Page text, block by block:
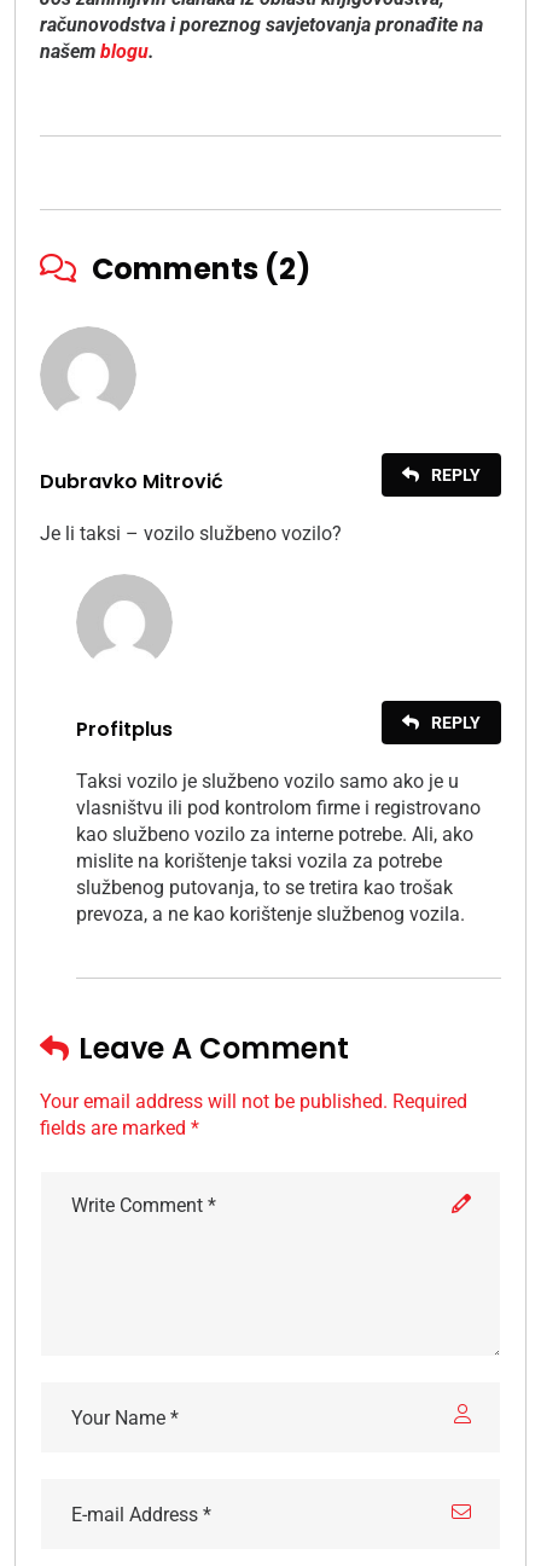
računovodstva i poreznog savjetovanja pronađite na
našem blogu.
Comments (2)
Dubravko Mitrović
Je li taksi – vozilo službeno vozilo?
REPLY
Profitplus
Taksi vozilo je službeno vozilo samo ako je u
vlasništvu ili pod kontrolom firme i registrovano
kao službeno vozilo za interne potrebe. Ali, ako
mislite na korištenje taksi vozila za potrebe
službenog putovanja, to se tretira kao trošak
prevoza, a ne kao korištenje službenog vozila.
REPLY
Leave A Comment
Your email address will not be published. Required
fields are marked *